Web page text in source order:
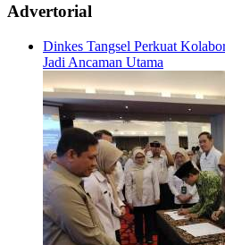
Advertorial
Dinkes Tangsel Perkuat
Jadi Ancaman Utama